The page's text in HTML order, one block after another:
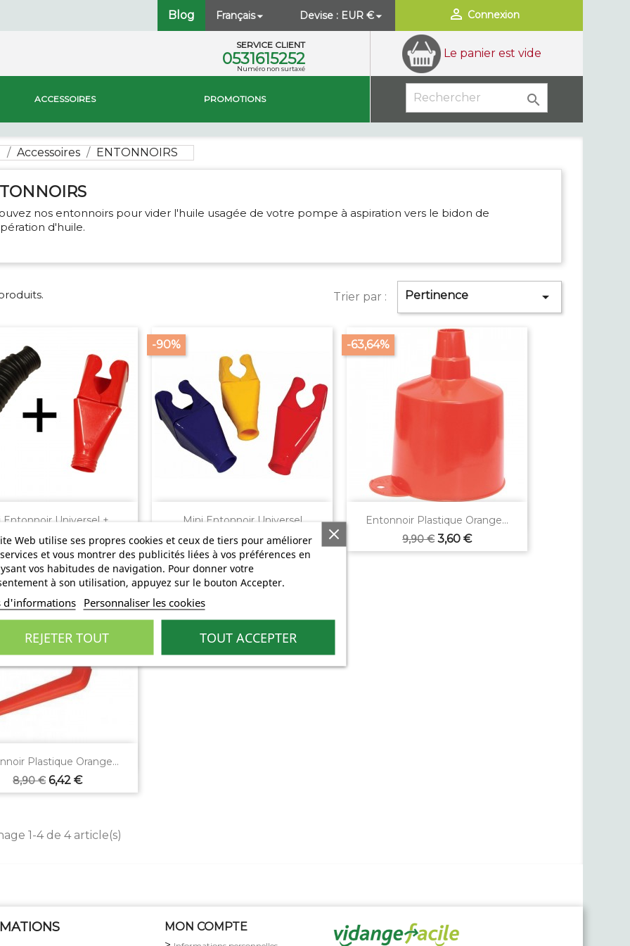
Blog Français Devise : EUR €  Connexion
SERVICE CLIENT
0531615252
Numéro non surtaxé
Le panier est vide
ACCESSOIRES PROMOTIONS 
Accessoires ENTONNOIRS
nos entonnoirs pour vider l'huile usagée de votre pompe à aspiration vers le bidon de
d'huile.
Trier par : Pertinence 
Entonnoir Universel +...
Prix
de
base
4,99 €Prix
0,50 €
Aperçu rapide Mini Entonnoir Universel
Prix
de
base
3,69 €
-90%
Prix
0,37 €
Aperçu rapide Entonnoir Plastique Orange...
Prix
de
9,90 €
-63,64%
Prix
3,60 €
Aperçu rapide
Plastique Orange...
Prix
de
8,90 € Prix
6,42 €
Aperçu rapide
1-4 de 4 article(s)
MON COMPTE
Web utilise ses propres cookies et ceux de tiers pour améliorer
et vous montrer des publicités liées à vos préférences en
vos habitudes de navigation. Pour donner votre
à son utilisation, appuyez sur le bouton Accepter.
d'informations Personnaliser les cookies
REJETER TOUT TOUT ACCEPTER